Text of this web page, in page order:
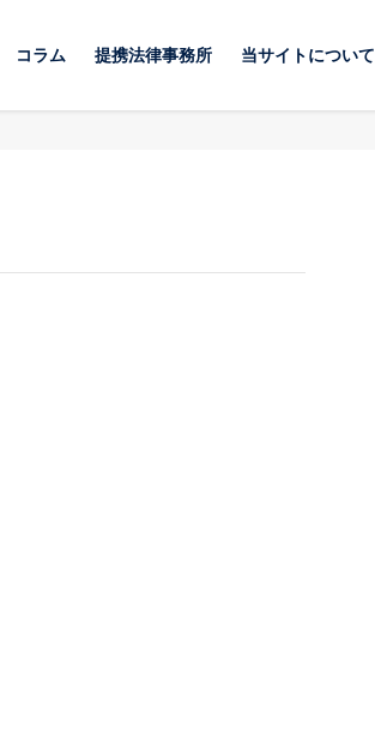
コラム 提携法律事務所 当サイトについて